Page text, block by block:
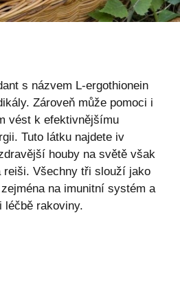
s názvem L-ergothionein
Zároveň může pomoci i
vést k efektivnějšímu
Tuto látku najdete iv
houby na světě však
reiši. Všechny tři slouží jako
na imunitní systém a
léčbě rakoviny.